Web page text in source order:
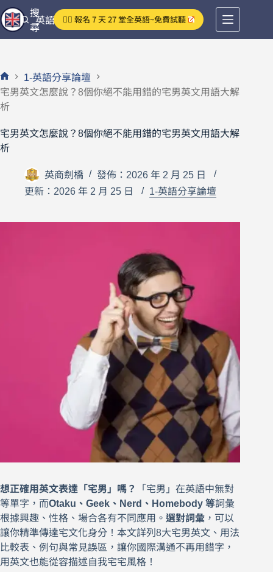
跳
至
主
容
英語分享論壇
搜
尋
👉🏻 報名 7 天 27 堂全英語~免費試聽
首
頁
1-英語分享論壇
宅男英文怎麼說？8個你絕不能用錯的宅男英文用語大解
析
宅男英文怎麼說？8個你絕不能用錯的宅男英文用語大解
析
英商劍橋
發佈：2026 年 2 月 25 日
更新：2026 年 2 月 25 日
1-英語分享論壇
想正確用英文表達「宅男」嗎？
「宅男」在英語中無對
等單字，而Otaku、Geek、Nerd、Homebody 等詞彙
根據興趣、性格、場合各有不同應用。 選對詞彙 ，可以
讓你精準傳達宅文化身分！本文詳列8大宅男英文、用法
比較表、例句與常見誤區，讓你國際溝通不再用錯字，
用英文也能從容描述自我宅宅風格！